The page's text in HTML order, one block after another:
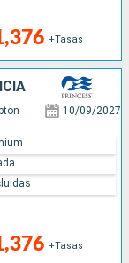
+Tasas
10/09/2027
+Tasas